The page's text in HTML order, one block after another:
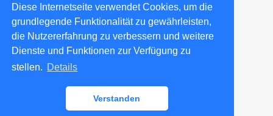
Diese Internetseite verwendet Cookies, um die
grundlegende Funktionalität zu gewährleisten,
die Nutzererfahrung zu verbessern und weitere
Dienste und Funktionen zur Verfügung zu
stellen. Details
Verstanden